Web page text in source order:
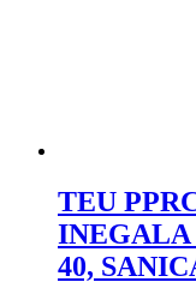
TEU
INEGALA
40,